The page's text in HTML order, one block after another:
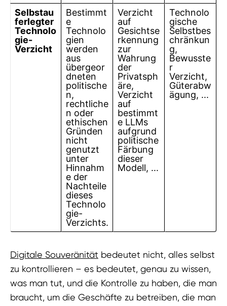
Selbstau
ferlegter
Technolo
gie-
Verzicht
Bestimmt
e
Technolo
gien
werden
aus
übergeor
dneten
politische
n,
rechtliche
n oder
ethischen
Gründen
nicht
genutzt
unter
Hinnahm
e der
Nachteile
dieses
Technolo
gie-
Verzichts.
Verzicht
auf
Gesichtse
rkennung
zur
Wahrung
der
Privatsph
äre,
Verzicht
auf
bestimmt
e LLMs
aufgrund
politische
Färbung
dieser
Modell, ...
Technolo
gische
Selbstbes
chränkun
g,
Bewusste
r
Verzicht,
Güterabw
ägung, ...
Digitale Souveränität bedeutet nicht, alles selbst
zu kontrollieren – es bedeutet, genau zu wissen,
was man tut, und die Kontrolle zu haben, die man
braucht, um die Geschäfte zu betreiben, die man